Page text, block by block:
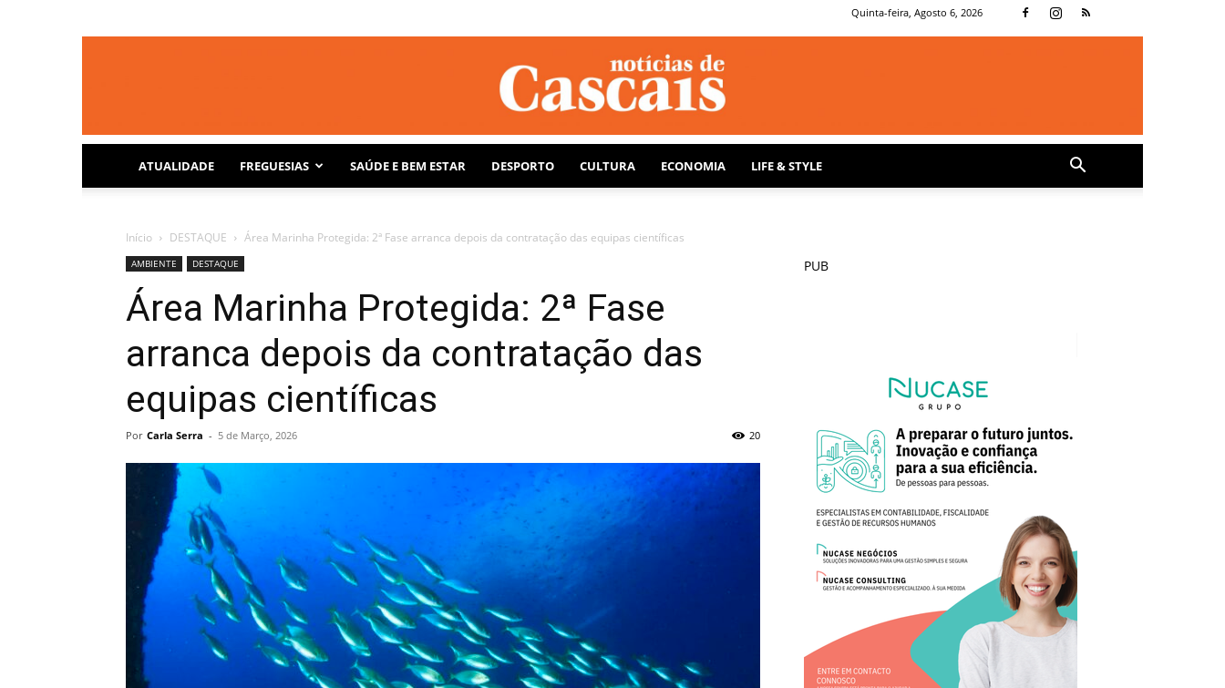
Quinta-feira, Agosto 6, 2026
Notícias
de
ATUALIDADE FREGUESIAS SAÚDE E BEM ESTAR DESPORTO CULTURA ECONOMIA LIFE & STYLE
Início DESTAQUE Área Marinha Protegida: 2ª Fase arranca depois da contratação das equipas científicas
AMBIENTE DESTAQUE
Área Marinha Protegida: 2ª Fase
arranca depois da contratação das
equipas científicas
Por Carla Serra - 5 de Março, 2026 20
PUB